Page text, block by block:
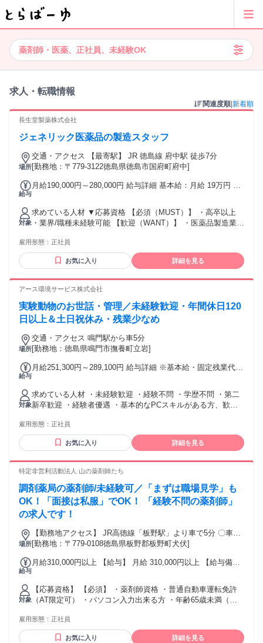
薬剤師・医薬、正社員、未経験OK
求人・転職情報
関連度順 新着順
長生堂製薬株式会社
ジェネリック医薬品の製造スタッフ
場所
交通・アクセス 【最寄駅】 JR 徳島線 府中駅 徒歩7分
[勤務地：〒779-3122徳島県徳島市国府町府中]
給与
月給190,000円～280,000円 給与詳細 基本給：月給 19万円 〜
れる通勤・皆勤・家族手当金額：なし 全員に一律で支払われ
るその他手当金額：なし ●諸手当 通勤手当、家族手当、住宅
手当、役付手当、資格手当、時間外手当、休日出勤手当、深
夜手当
対象
求めている人材 ▼応募資格 【必須（MUST）】 ・高卒以上
・業界/職種未経験可能 【歓迎（WANT）】 ・医薬品製造業界
上） ▼求める人物像 ＜Must＞ ・コミュニケーション力（目
線・表情・受け答え／理解して返せる） ・ルール順守・正確
性（人の命に関わる仕事なので、ミスを防ぐ姿勢） ・聞ける/
Better＞ ・工場経験者（GMP経験があれば尚よし。派遣経験
合う文化にフィットする人（若手が年長者に教えることもあ
ります）
雇用形態： 正社員
お気に入り 詳細を見る
アース環境サービス株式会社
実験動物のお世話・管理／未経験歓迎・年間休日120
日以上＆土日祝休み・残業少なめ
場所
交通・アクセス 鳴門駅から車5分
[勤務地：徳島県鳴門市撫養町立岩]
給与
月給251,300円～289,100円 給与詳細 ※基本給・固定残業代の
あり 1ヶ月あたり1万8300円 〜 2万1100円（固定残業時間：1
ヶ月あたり10時間） 固定残業時間を超えた勤務時間について
は別途残業代を支給する 【一律手当】 全員に一律で支払われ
る通勤・皆勤・家族手当金額：なし 全員に一律で支払われる
【手当】 ■住宅手当：家賃の35％を補助 (社内規定あり)
対象
求めている人材 ・未経験歓迎 ・経験不問 ・学歴不問 ・第二
新卒歓迎 ・経験者優遇 ・基本的なPCスキルがある方、歓迎
な方にぴったり！ ・コツもく作業が得意 ・未経験から挑戦し
たい ・プライベートも大切にしたい ・地元で長く働きたい
雇用形態： 正社員
お気に入り 詳細を見る
特定非営利活動法人 山の薬剤師たち
調剤薬局の薬剤師/未経験可／「まずは職場見学」も
OK！「面接は私服」でOK！ 「経験不問の薬剤師」
の求人です！
場所
【勤務地アクセス】 JR高徳線「板野駅」より車で5分 〇車通
勤可（駐車場有） 〇公用車あり
[勤務地：〒779-0108徳島県板野郡板野町犬伏]
給与
月給310,000円以上 【給与】 月給 310,000円以上 【給与備
（30,000円）含む
対象
【応募資格】 【必須】 ・薬剤師資格 ・普通自動車運転免許
（AT限定可） ・パソコン入力出来る方 ・年齢65歳未満（例
験 ・管理薬剤師の勤務経験
雇用形態： 正社員
お気に入り 詳細を見る